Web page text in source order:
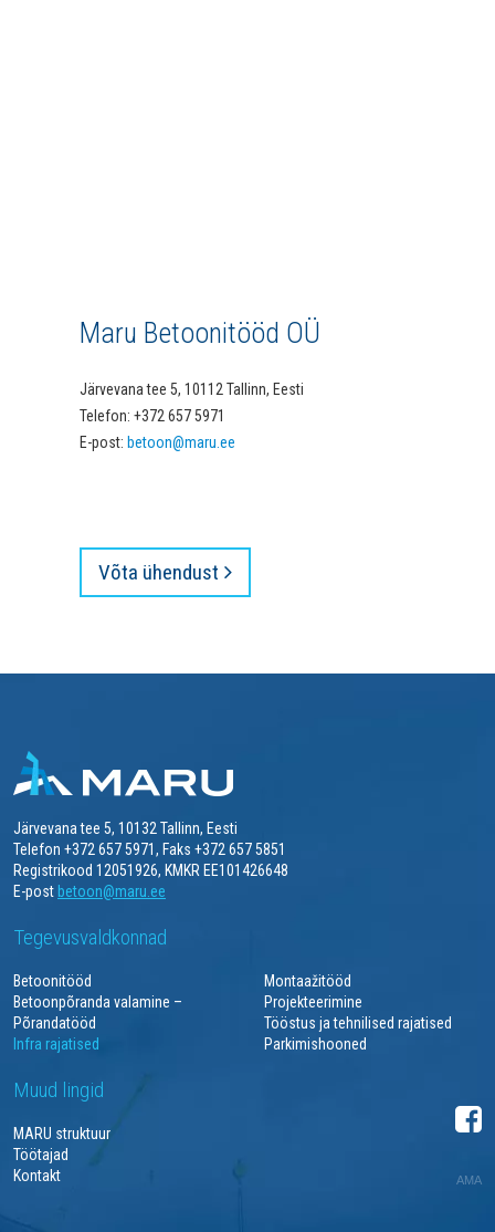
Maru Betoonitööd OÜ
Järvevana tee 5, 10112 Tallinn, Eesti
Telefon: +372 657 5971
E-post: betoon@maru.ee
Võta ühendust
Järvevana tee 5, 10132 Tallinn, Eesti
Telefon +372 657 5971, Faks +372 657 5851
Registrikood 12051926, KMKR EE101426648
E-post betoon@maru.ee
Tegevusvaldkonnad
Betoonitööd
Montaažitööd
Betoonpõranda valamine –
Põrandatööd
Projekteerimine
Tööstus ja tehnilised rajatised
Infra rajatised
Parkimishooned
Muud lingid
MARU struktuur
Töötajad
Kontakt
AMA